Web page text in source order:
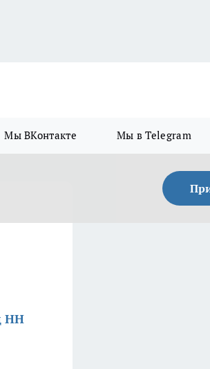
Мы ВКонтакте Мы в Telegram
НН